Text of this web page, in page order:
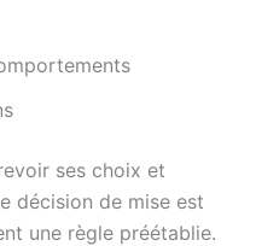
ses choix et
décision de mise est
une règle préétablie.